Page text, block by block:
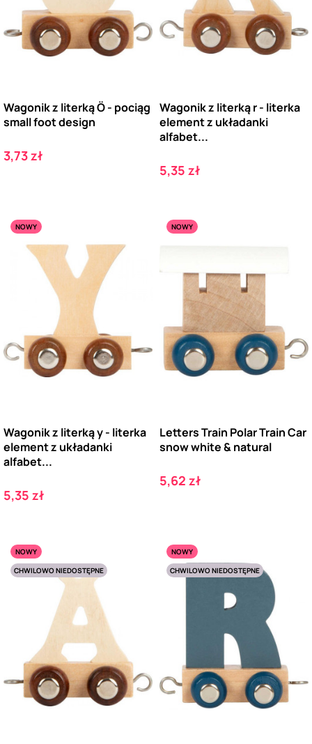
Wagonik z literką Ö - pociąg
small foot design
Cena
3,73 zł
Wagonik z literką r - literka
element z układanki
alfabet...
Cena
5,35 zł
NOWY
Wagonik z literką y - literka
element z układanki
alfabet...
Cena
5,35 zł
NOWY
Letters Train Polar Train Car
snow white & natural
Cena
5,62 zł
NOWY
CHWILOWO NIEDOSTĘPNE
NOWY
CHWILOWO NIEDOSTĘPNE